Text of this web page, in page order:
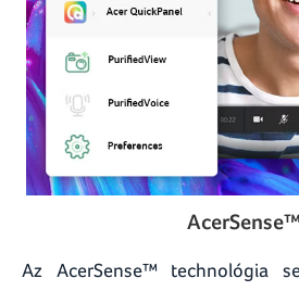
AcerSense™
Az AcerSense™ technológia